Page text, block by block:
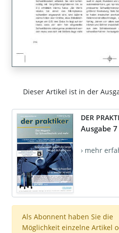
Dieser Artikel ist in der
DER
Ausgabe
› mehr
Als Abonnent haben Sie die
Möglichkeit einzelne Artikel